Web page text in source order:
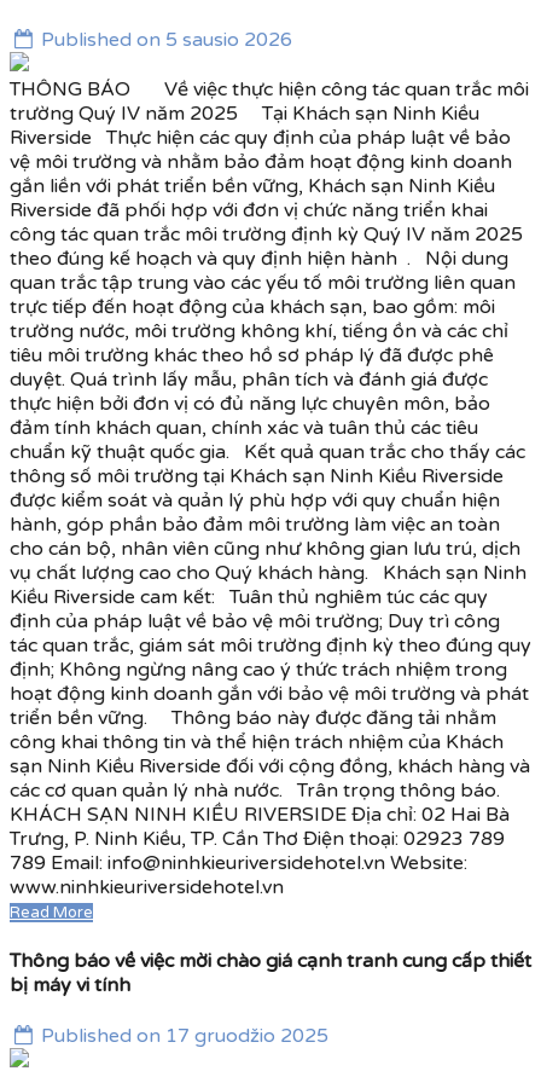
Published on 5 sausio 2026
THÔNG BÁO Về việc thực hiện công tác quan trắc môi
trường Quý IV năm 2025 Tại Khách sạn Ninh Kiều
Riverside Thực hiện các quy định của pháp luật về bảo
vệ môi trường và nhằm bảo đảm hoạt động kinh doanh
gắn liền với phát triển bền vững, Khách sạn Ninh Kiều
Riverside đã phối hợp với đơn vị chức năng triển khai
công tác quan trắc môi trường định kỳ Quý IV năm 2025
theo đúng kế hoạch và quy định hiện hành . Nội dung
quan trắc tập trung vào các yếu tố môi trường liên quan
trực tiếp đến hoạt động của khách sạn, bao gồm: môi
trường nước, môi trường không khí, tiếng ồn và các chỉ
tiêu môi trường khác theo hồ sơ pháp lý đã được phê
duyệt. Quá trình lấy mẫu, phân tích và đánh giá được
thực hiện bởi đơn vị có đủ năng lực chuyên môn, bảo
đảm tính khách quan, chính xác và tuân thủ các tiêu
chuẩn kỹ thuật quốc gia. Kết quả quan trắc cho thấy các
thông số môi trường tại Khách sạn Ninh Kiều Riverside
được kiểm soát và quản lý phù hợp với quy chuẩn hiện
hành, góp phần bảo đảm môi trường làm việc an toàn
cho cán bộ, nhân viên cũng như không gian lưu trú, dịch
vụ chất lượng cao cho Quý khách hàng. Khách sạn Ninh
Kiều Riverside cam kết: Tuân thủ nghiêm túc các quy
định của pháp luật về bảo vệ môi trường; Duy trì công
tác quan trắc, giám sát môi trường định kỳ theo đúng quy
định; Không ngừng nâng cao ý thức trách nhiệm trong
hoạt động kinh doanh gắn với bảo vệ môi trường và phát
triển bền vững. Thông báo này được đăng tải nhằm
công khai thông tin và thể hiện trách nhiệm của Khách
sạn Ninh Kiều Riverside đối với cộng đồng, khách hàng và
các cơ quan quản lý nhà nước. Trân trọng thông báo.
KHÁCH SẠN NINH KIỀU RIVERSIDE Địa chỉ: 02 Hai Bà
Trưng, P. Ninh Kiều, TP. Cần Thơ Điện thoại: 02923 789
789 Email: info@ninhkieuriversidehotel.vn Website:
www.ninhkieuriversidehotel.vn
Read More
Thông báo về việc mời chào giá cạnh tranh cung cấp thiết
bị máy vi tính
Published on 17 gruodžio 2025